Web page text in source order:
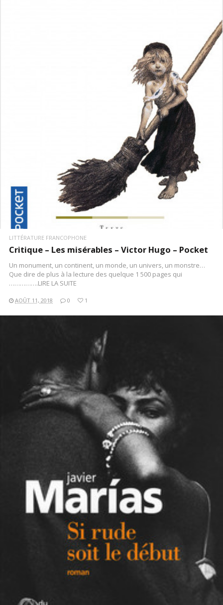
LIRE LA SUITE
LITTÉRATURE FRANCOPHONE
Critique – Les misérables – Victor Hugo – Pocket
Un monument, un continent, un monde, un univers, un monstre…
Que dire de plus à la lecture des quelque 1 500 pages qui
…………….LIRE LA SUITE
AOÛT 11, 2018 0 1
LIRE LA SUITE